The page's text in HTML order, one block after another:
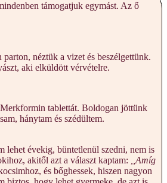
támogatjuk egymást. Az ő
néztük a vizet és beszélgettünk.
aki elküldött vérvételre.
tablettát. Boldogan jöttünk
hánytam és szédültem.
lehet évekig, büntetlenül szedni, nem is
akitől azt a választ kaptam:
,,Amíg
és bőghessek, hiszen nagyon